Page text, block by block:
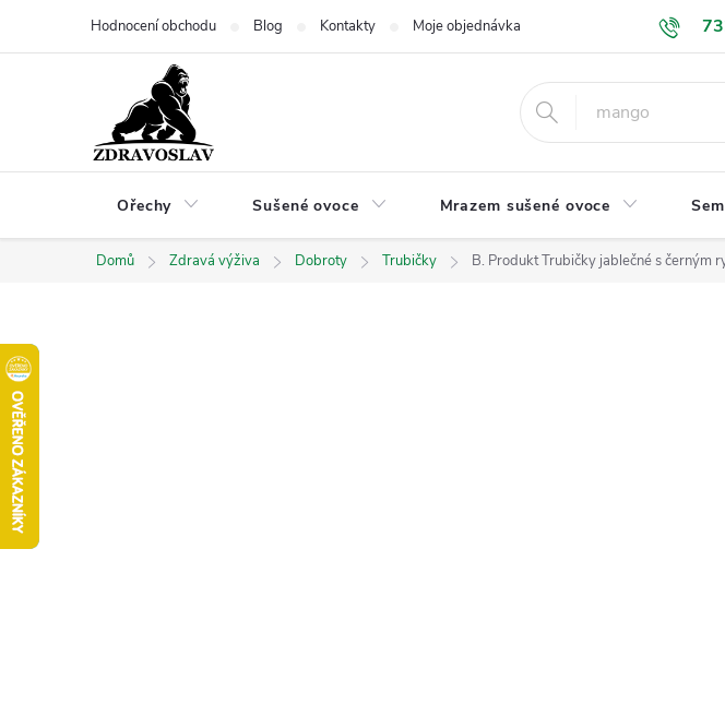
Hodnocení obchodu Blog Kontakty Moje objednávka GDPR a ochrana
Ořechy Sušené ovoce Mrazem sušené ovoce
Domů Zdravá výživa Dobroty Trubičky B. Produkt Trubičky jablečné s černým